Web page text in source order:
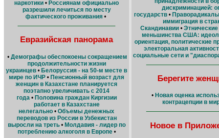
наркотики • Россиянам официально
разрешили лечиться по месту
фактического проживания •
Евразийская панорама
• Демографы обеспокоены сокращением
продолжительности жизни
украинцев • Белоруссия - на 50-м месте в
мире по ИЧР • Пенсионный возраст для
женщин в Казахстане планируется
поэтапно увеличивать с 2014
года • Половина граждан Киргизии
работает в Казахстане
нелегально • Объемы денежных
переводов из России в Узбекистан
выросли на треть• Молдавия - лидер по
потреблению алкоголя в Европе•
дискриминацией:
государств •
иммиграция в
Скандинавии •
меньшинства США:
ориентация, политические
электоральная
социальные сети и
Берегите
• Новая оценка
контрацепции в
Новое в